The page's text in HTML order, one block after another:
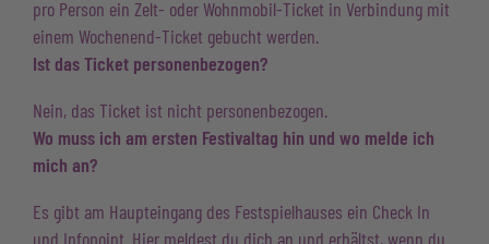
pro Person ein Zelt- oder Wohnmobil-Ticket in Verbindung mit
einem Wochenend-Ticket gebucht werden.
Ist das Ticket personenbezogen?
Nein, das Ticket ist nicht personenbezogen.
Wo muss ich am ersten Festivaltag hin und wo melde ich
mich an?
Es gibt am Haupteingang des Festspielhauses ein Check In
und Infopoint. Hier meldest du dich an und erhältst, wenn du